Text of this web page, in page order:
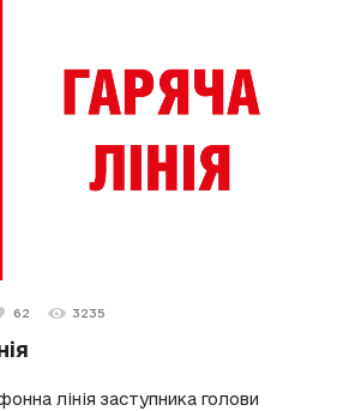
62 3235
лінія заступника голови